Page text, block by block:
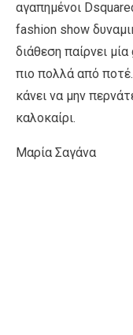
αγαπημένοι
fashion show
διάθεση παίρνει
πιο πολλά από
κάνει να μην
καλοκαίρι.
Μαρία Σαγάνα